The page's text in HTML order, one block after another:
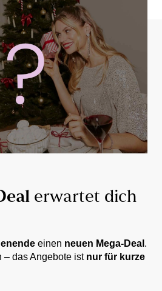
erwartet dich
einen neuen Mega-Deal .
– das Angebote ist nur für kurze